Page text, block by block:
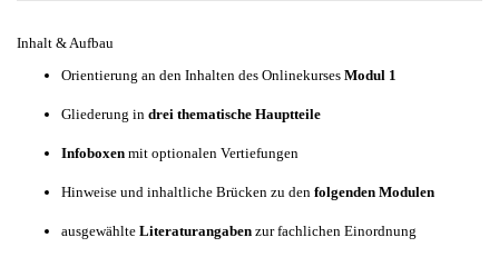
Inhalt & Aufbau
Orientierung an den Inhalten des Onlinekurses Modul 1
Gliederung in drei thematische Hauptteile
Infoboxen mit optionalen Vertiefungen
Hinweise und inhaltliche Brücken zu den folgenden Modulen
ausgewählte Literaturangaben zur fachlichen Einordnung